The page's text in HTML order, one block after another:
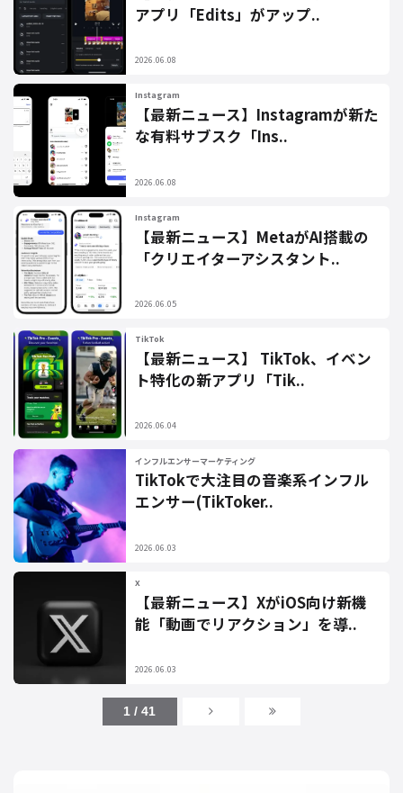
アプリ「Edits」がアップ..
2026.06.08
Instagram
【最新ニュース】Instagramが新た
な有料サブスク「Ins..
2026.06.08
Instagram
【最新ニュース】MetaがAI搭載の
「クリエイターアシスタント..
2026.06.05
TikTok
【最新ニュース】 TikTok、イベン
ト特化の新アプリ「Tik..
2026.06.04
インフルエンサーマーケティング
TikTokで大注目の音楽系インフル
エンサー(TikToker..
2026.06.03
X
【最新ニュース】XがiOS向け新機
能「動画でリアクション」を導..
2026.06.03
1 / 41